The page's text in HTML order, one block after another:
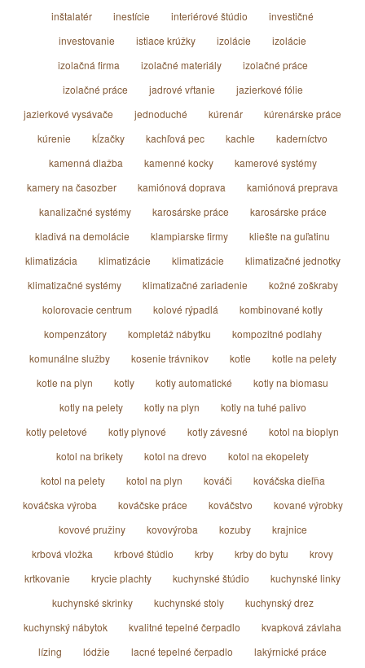
inštalatér
inestície interiérové štúdio
investičné
investovanie
istiace krúžky izolácie
izolácie
izolačná firma
izolačné materiály
izolačné práce
izolačné práce
jadrové vŕtanie
jazierkové fólie
jazierkové vysávače
jednoduché kúrenár
kúrenárske práce
kúrenie
kĺzačky kachľová pec kachle
kaderníctvo
kamenná dlažba
kamenné kocky
kamerové systémy
kamery na časozber
kamiónová doprava
kamiónová preprava
kanalizačné systémy
karosárske práce
karosárske práce
kladivá na demolácie
klampiarske firmy
kliešte na guľatinu
klimatizácia
klimatizácie klimatizácie
klimatizačné jednotky
klimatizačné systémy
klimatizačné zariadenie
kožné zoškraby
kolorovacie centrum
kolové rýpadlá
kombinované kotly
kompenzátory
kompletáž nábytku
kompozitné podlahy
komunálne služby
kosenie trávnikov kotle
kotle na pelety
kotle na plyn
kotly kotly automatické
kotly na biomasu
kotly na pelety
kotly na plyn
kotly na tuhé palivo
kotly peletové
kotly plynové kotly závesné
kotol na bioplyn
kotol na brikety
kotol na drevo
kotol na ekopelety
kotol na pelety
kotol na plyn kováči
kováčska dieľňa
kováčska výroba
kováčske práce kováčstvo
kované výrobky
kovové pružiny
kovovýroba kozuby
krajnice
krbová vložka
krbové štúdio krby krby do bytu
krovy
krtkovanie
krycie plachty kuchynské štúdio
kuchynské linky
kuchynské skrinky
kuchynské stoly
kuchynský drez
kuchynský nábytok
kvalitné tepelné čerpadlo
kvapková závlaha
lízing
lódžie lacné tepelné čerpadlo
lakýrnické práce